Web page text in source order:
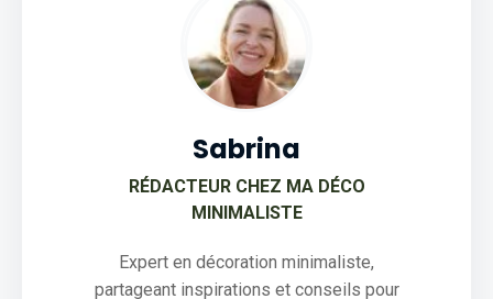
Sabrina
RÉDACTEUR CHEZ MA DÉCO
MINIMALISTE
Expert en décoration minimaliste,
partageant inspirations et conseils pour